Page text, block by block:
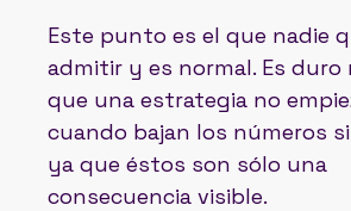
Este punto es el que nadie
admitir y es normal. Es duro
que una estrategia no
cuando bajan los números
ya que éstos son sólo una
consecuencia visible.